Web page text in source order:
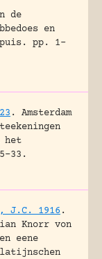
de
en
pp. 1-
.
Amsterdam
het
33.
J.C. 1916 .
Knorr von
eene